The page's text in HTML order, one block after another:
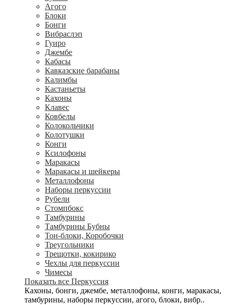
Агого
Блоки
Бонги
Вибраслэп
Гуиро
Джембе
Кабасы
Кавказские барабаны
Калимбы
Кастаньеты
Кахоны
Клавес
Ковбелы
Колокольчики
Колотушки
Конги
Ксилофоны
Маракасы
Маракасы и шейкеры
Металлофоны
Наборы перкуссии
Рубели
Стомпбокс
Тамбурины
Тамбурины Бубны
Тон-блоки, Коробочки
Треугольники
Трещотки, кокирико
Чехлы для перкуссии
Чимесы
Показать все Перкуссия
Кахоны, бонги, джембе, металлофоны, конги, маракасы,
тамбурины, наборы перкуссии, агого, блоки, вибр..